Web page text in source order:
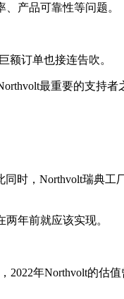
产品可靠性等问题。
额订单也接连告吹。
最重要的支持者
时，Northvolt瑞典工
年前就应该实现。
年Northvolt的估值